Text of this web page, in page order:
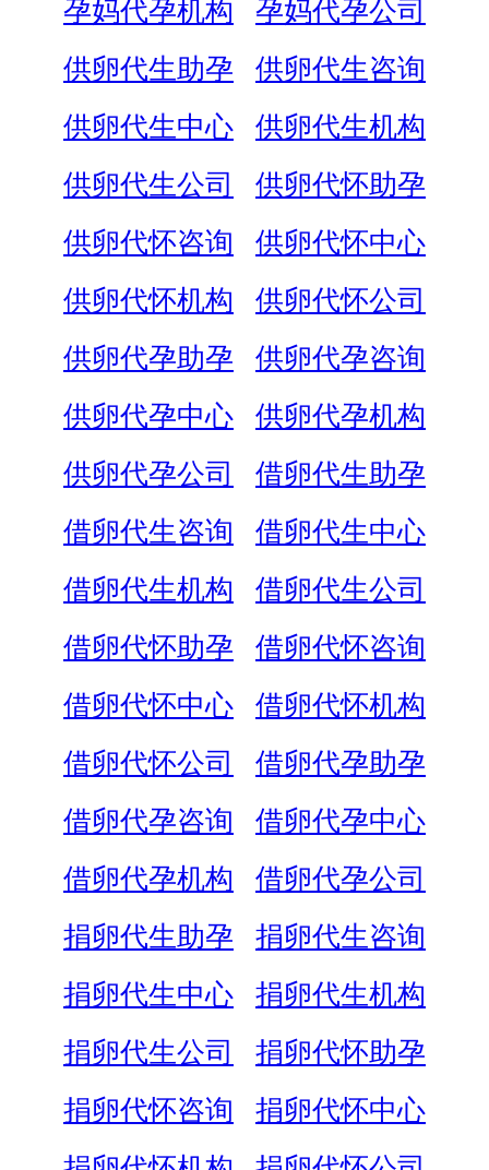
孕妈代孕机构
孕妈代孕公司
供卵代生助孕
供卵代生咨询
供卵代生中心
供卵代生机构
供卵代生公司
供卵代怀助孕
供卵代怀咨询
供卵代怀中心
供卵代怀机构
供卵代怀公司
供卵代孕助孕
供卵代孕咨询
供卵代孕中心
供卵代孕机构
供卵代孕公司
借卵代生助孕
借卵代生咨询
借卵代生中心
借卵代生机构
借卵代生公司
借卵代怀助孕
借卵代怀咨询
借卵代怀中心
借卵代怀机构
借卵代怀公司
借卵代孕助孕
借卵代孕咨询
借卵代孕中心
借卵代孕机构
借卵代孕公司
捐卵代生助孕
捐卵代生咨询
捐卵代生中心
捐卵代生机构
捐卵代生公司
捐卵代怀助孕
捐卵代怀咨询
捐卵代怀中心